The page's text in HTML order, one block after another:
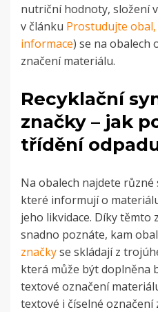
nutriční hodnoty, složení
v článku Prostudujte
informace) se na obalech
značení materiálu.
Recyklační
značky – jak
třídění
Na obalech najdete
které informují o
jeho likvidace. Díky těmto
snadno poznáte, kam
značkyse skládají z
která může být doplněna
textové označení
textové i číselné označení